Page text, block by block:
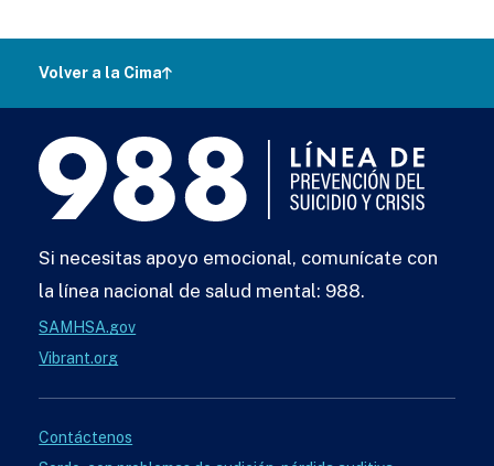
Volver a la Cima
Si necesitas apoyo emocional, comunícate con
la línea nacional de salud mental: 988.
SAMHSA.gov
Vibrant.org
Contáctenos